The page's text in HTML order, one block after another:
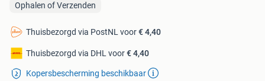
Ophalen of Verzenden
Thuisbezorgd via PostNL voor€ 4,40
Thuisbezorgd via DHL voor€ 4,40
Kopersbescherming beschikbaar